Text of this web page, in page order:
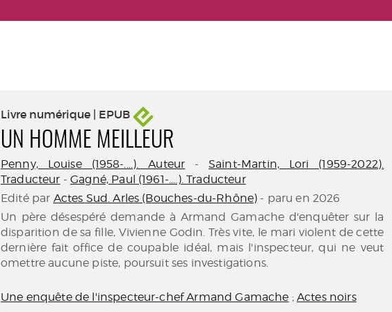
Livre numérique | EPUB
UN HOMME MEILLEUR
Penny, Louise (1958-....). Auteur - Saint-Martin, Lori (1959-2022).
Traducteur -Gagné, Paul (1961-....). Traducteur
Edité par Actes Sud. Arles (Bouches-du-Rhône) - paru en 2026
Un père désespéré demande à Armand Gamache d'enquêter sur la
disparition de sa fille, Vivienne Godin. Très vite, le mari violent de cette
dernière fait office de coupable idéal, mais l'inspecteur, qui ne veut
omettre aucune piste, poursuit ses investigations.
Une enquête de l'inspecteur-chef Armand Gamache ;Actes noirs